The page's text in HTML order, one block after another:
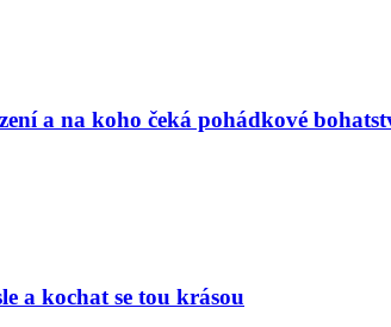
a na koho čeká pohádkové
a kochat se tou krásou